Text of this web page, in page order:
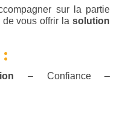
sur la partie
de vous offrir lasolution
– Confiance –